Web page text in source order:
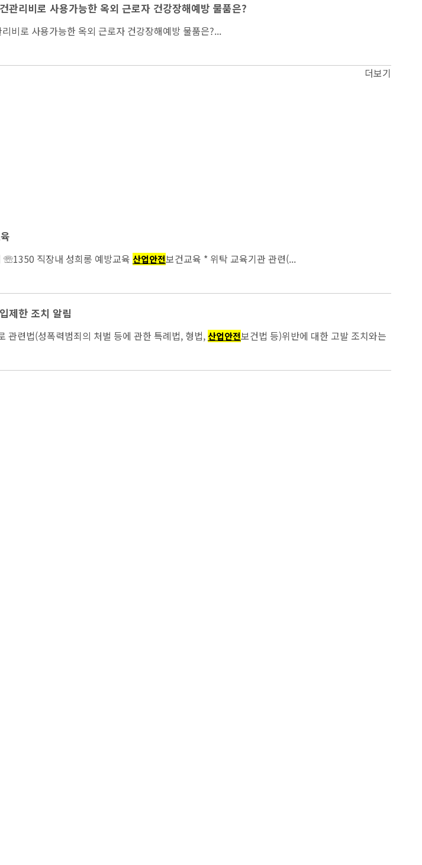
관리비로 사용가능한 옥외 근로자 건강장해예방 물품은?
비로 사용가능한 옥외 근로자 건강장해예방 물품은?...
더보기
...퇴직연금교육 고용노동부고객상담센터 ☏1350 직장내 성희롱 예방교육 산업안전
보건교육 * 위탁 교육기관 관련(...
제한 조치 알림
관련법(성폭력범죄의 처벌 등에 관한 특례법, 형법, 산업안전보건법 등)위반에 대한 고발 조치와는
1개월간...